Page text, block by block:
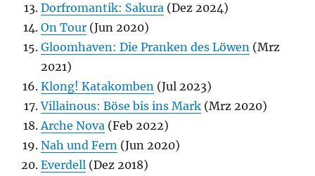
Dorfromantik: Sakura (Dez 2024)
On Tour (Jun 2020)
Gloomhaven: Die Pranken des Löwen (Mrz
2021)
Klong! Katakomben (Jul 2023)
Villainous: Böse bis ins Mark (Mrz 2020)
Arche Nova (Feb 2022)
Nah und Fern (Jun 2020)
Everdell (Dez 2018)